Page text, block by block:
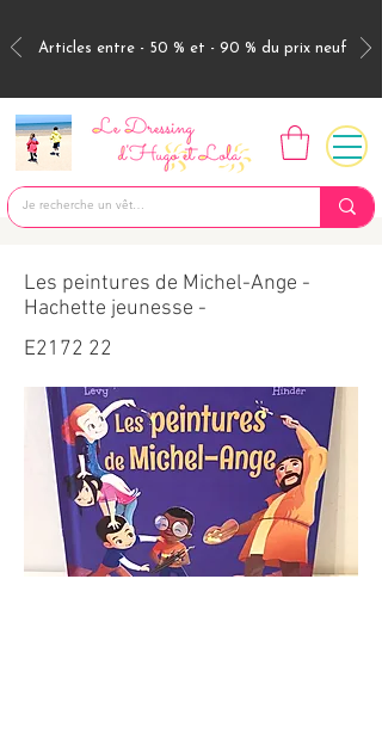
Articles entre - 50 % et - 90 % du prix neuf
Les peintures de Michel-Ange -
Hachette jeunesse -
E2172 22